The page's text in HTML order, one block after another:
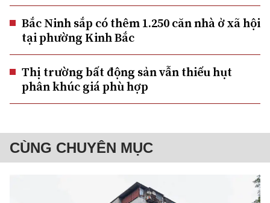
Bắc Ninh sắp có thêm 1.250 căn nhà ở xã hội
tại phường Kinh Bắc
Thị trường bất động sản vẫn thiếu hụt
phân khúc giá phù hợp
CÙNG CHUYÊN MỤC